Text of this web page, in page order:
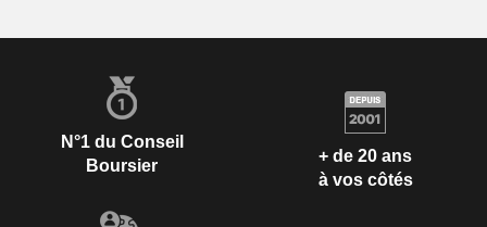
N°1 du Conseil
Boursier
+ de 20 ans
à vos côtés